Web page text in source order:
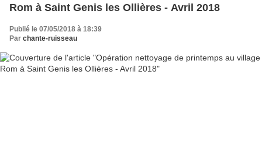
Rom à Saint Genis les Ollières - Avril 2018
Publié le 07/05/2018 à 18:39
Par chante-ruisseau